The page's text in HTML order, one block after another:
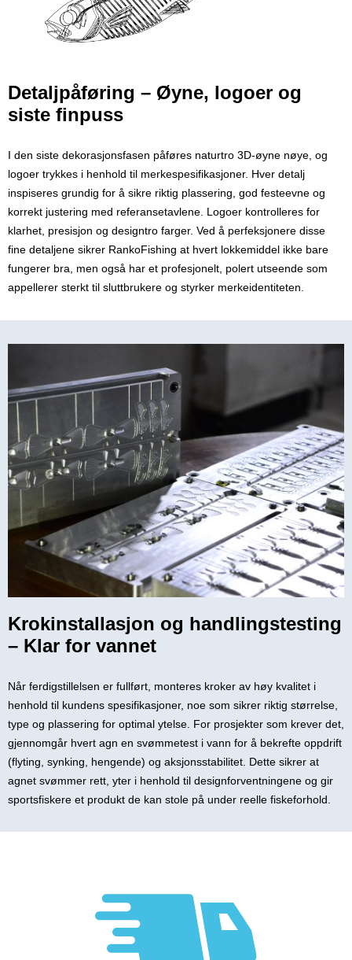
Detaljpåføring – Øyne, logoer og
siste finpuss
I den siste dekorasjonsfasen påføres naturtro 3D-øyne nøye, og
logoer trykkes i henhold til merkespesifikasjoner. Hver detalj
inspiseres grundig for å sikre riktig plassering, god festeevne og
korrekt justering med referansetavlene. Logoer kontrolleres for
klarhet, presisjon og designtro farger. Ved å perfeksjonere disse
fine detaljene sikrer RankoFishing at hvert lokkemiddel ikke bare
fungerer bra, men også har et profesjonelt, polert utseende som
appellerer sterkt til sluttbrukere og styrker merkeidentiteten.
Krokinstallasjon og handlingstesting
– Klar for vannet
Når ferdigstillelsen er fullført, monteres kroker av høy kvalitet i
henhold til kundens spesifikasjoner, noe som sikrer riktig størrelse,
type og plassering for optimal ytelse. For prosjekter som krever det,
gjennomgår hvert agn en svømmetest i vann for å bekrefte oppdrift
(flyting, synking, hengende) og aksjonsstabilitet. Dette sikrer at
agnet svømmer rett, yter i henhold til designforventningene og gir
sportsfiskere et produkt de kan stole på under reelle fiskeforhold.